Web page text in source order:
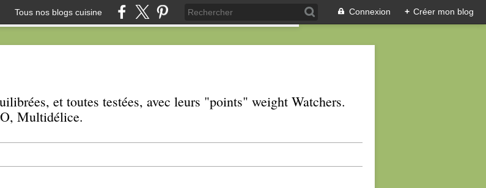
Tous nos blogs cuisine Connexion + Créer mon blog
et toutes testées, avec leurs "points" weight Watchers.
Multidélice.